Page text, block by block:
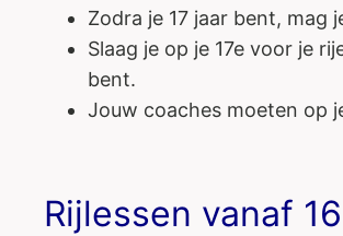
Zodra je 17 jaar bent, mag
Slaag je op je 17e voor je
bent.
Jouw coaches moeten op
Rijlessen vanaf